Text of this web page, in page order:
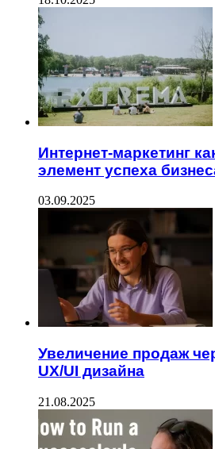
Интернет-маркетинг
элемент успеха
03.09.2025
Увеличение продаж
UX/UI дизайна
21.08.2025